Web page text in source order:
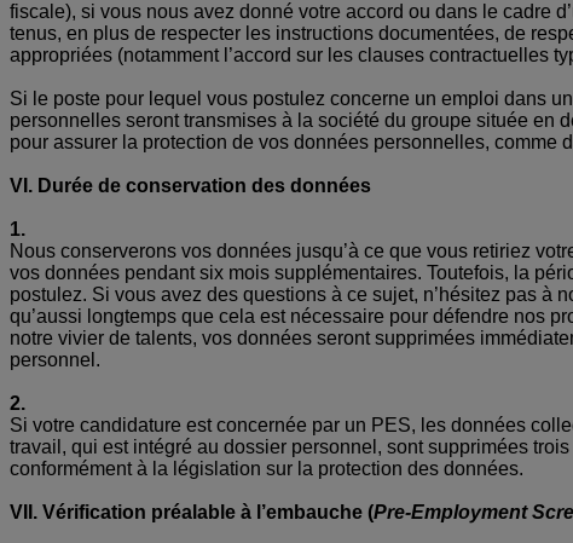
fiscale), si vous nous avez donné votre accord ou dans le cadre
tenus, en plus de respecter les instructions documentées, de
appropriées (notamment l’accord sur les clauses contractuelles
Si le poste pour lequel vous postulez concerne un emploi dans
personnelles seront transmises à la société du groupe située en
pour assurer la protection de vos données personnelles, comme
VI. Durée de conservation des données
1.
Nous conserverons vos données jusqu’à ce que vous retiriez
vos données pendant six mois supplémentaires. Toutefois, la
postulez. Si vous avez des questions à ce sujet, n’hésitez pas à
qu’aussi longtemps que cela est nécessaire pour défendre nos
notre vivier de talents, vos données seront supprimées
personnel.
2.
Si votre candidature est concernée par un PES, les données
travail, qui est intégré au dossier personnel, sont supprimées
conformément à la législation sur la protection des données.
VII. Vérification préalable à l’embauche (Pre-Employment